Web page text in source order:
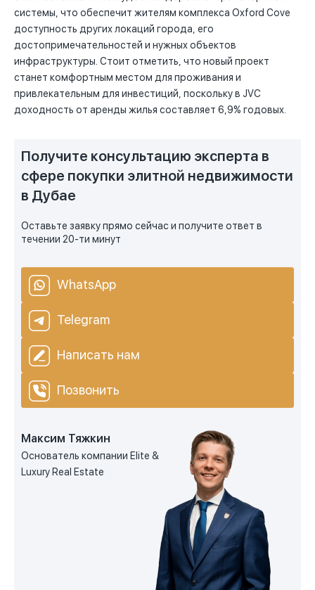
системы, что обеспечит жителям комплекса Oxford Cove
доступность других локаций города, его
достопримечательностей и нужных объектов
инфраструктуры. Стоит отметить, что новый проект
станет комфортным местом для проживания и
привлекательным для инвестиций, поскольку в JVC
доходность от аренды жилья составляет 6,9% годовых.
Получите консультацию эксперта в
сфере покупки элитной недвижимости
в Дубае
Оставьте заявку прямо сейчас и получите ответ в
течении 20-ти минут
WhatsApp
Telegram
Написать нам
Позвонить
Максим Тяжкин
Основатель компании Elite &
Luxury Real Estate